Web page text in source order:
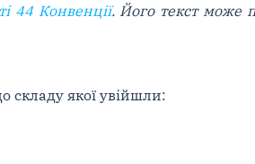
44 Конвенції. Його текст може
складу якої увійшли: